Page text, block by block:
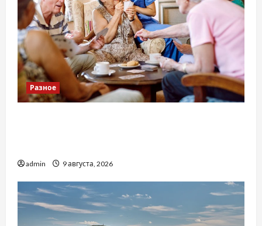
Разное
admin 9 августа, 2026